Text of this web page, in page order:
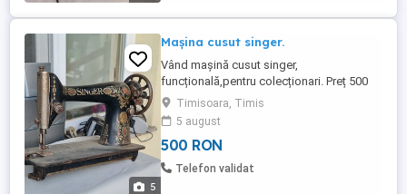
5
Mașina cusut singer.
Vând mașină cusut singer,
funcțională,pentru colecționari. Preț 500
lei. Timisoara, Timis
5 august
500 RON
Telefon validat